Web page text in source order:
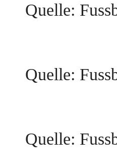
Quelle:
Quelle:
Quelle: